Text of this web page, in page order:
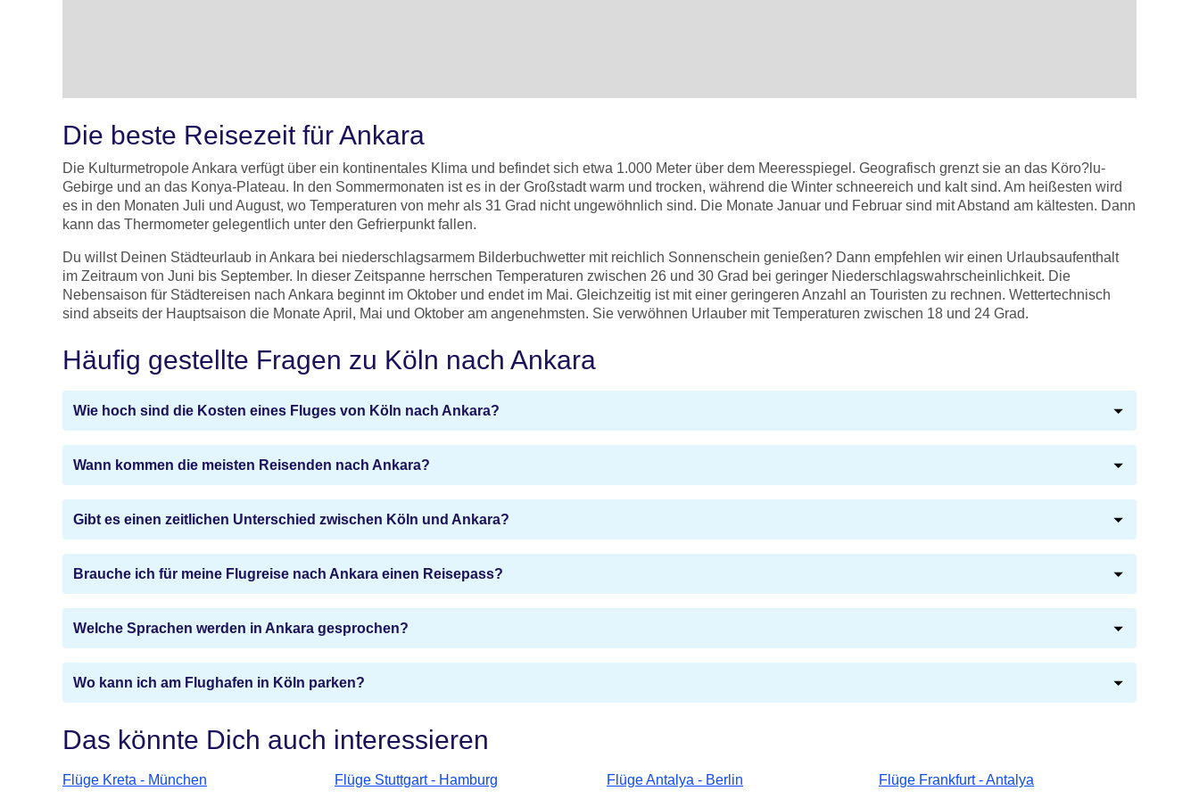
Die beste Reisezeit für Ankara
Die Kulturmetropole Ankara verfügt über ein kontinentales Klima und befindet sich etwa 1.000 Meter über dem Meeresspiegel. Geografisch grenzt sie an das Köro?lu-
Gebirge und an das Konya-Plateau. In den Sommermonaten ist es in der Großstadt warm und trocken, während die Winter schneereich und kalt sind. Am heißesten wird
es in den Monaten Juli und August, wo Temperaturen von mehr als 31 Grad nicht ungewöhnlich sind. Die Monate Januar und Februar sind mit Abstand am kältesten. Dann
kann das Thermometer gelegentlich unter den Gefrierpunkt fallen.
Du willst Deinen Städteurlaub in Ankara bei niederschlagsarmem Bilderbuchwetter mit reichlich Sonnenschein genießen? Dann empfehlen wir einen Urlaubsaufenthalt
im Zeitraum von Juni bis September. In dieser Zeitspanne herrschen Temperaturen zwischen 26 und 30 Grad bei geringer Niederschlagswahrscheinlichkeit. Die
Nebensaison für Städtereisen nach Ankara beginnt im Oktober und endet im Mai. Gleichzeitig ist mit einer geringeren Anzahl an Touristen zu rechnen. Wettertechnisch
sind abseits der Hauptsaison die Monate April, Mai und Oktober am angenehmsten. Sie verwöhnen Urlauber mit Temperaturen zwischen 18 und 24 Grad.
Häufig gestellte Fragen zu Köln nach Ankara
Wie hoch sind die Kosten eines Fluges von Köln nach Ankara?
Wann kommen die meisten Reisenden nach Ankara?
Gibt es einen zeitlichen Unterschied zwischen Köln und Ankara?
Brauche ich für meine Flugreise nach Ankara einen Reisepass?
Welche Sprachen werden in Ankara gesprochen?
Wo kann ich am Flughafen in Köln parken?
Das könnte Dich auch interessieren
Flüge Kreta - München Flüge Stuttgart - Hamburg Flüge Antalya - Berlin
Flüge Frankfurt - Antalya